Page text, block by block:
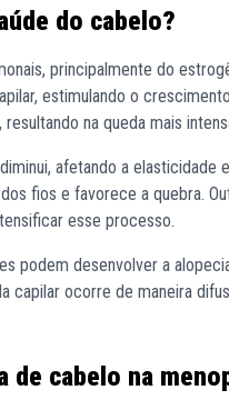
do cabelo?
principalmente do
estimulando o
na queda mais
afetando a
fios e favorece a quebra.
esse processo.
podem desenvolver a
capilar ocorre de maneira
de cabelo na